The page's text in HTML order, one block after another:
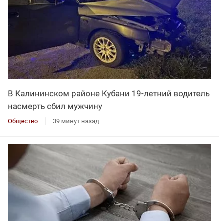
В Калининском районе Кубани 19-летний водитель
насмерть сбил мужчину
Общество 39 минут назад